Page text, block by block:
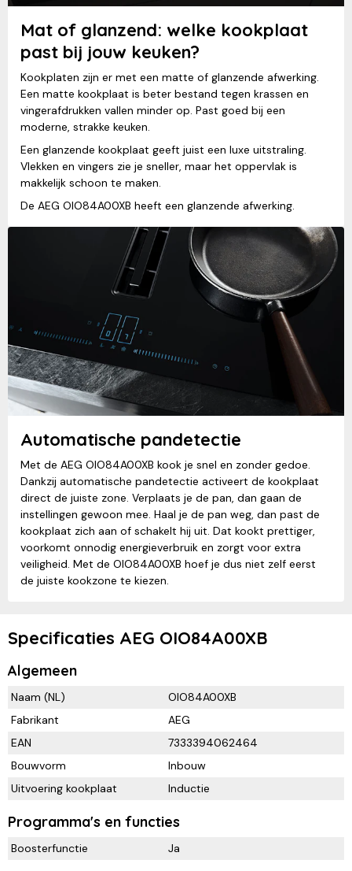
Mat of glanzend: welke kookplaat
past bij jouw keuken?
Kookplaten zijn er met een matte of glanzende afwerking.
Een matte kookplaat is beter bestand tegen krassen en
vingerafdrukken vallen minder op. Past goed bij een
moderne, strakke keuken.
Een glanzende kookplaat geeft juist een luxe uitstraling.
Vlekken en vingers zie je sneller, maar het oppervlak is
makkelijk schoon te maken.
De AEG OIO84A00XB heeft een glanzende afwerking.
Automatische pandetectie
Met de AEG OIO84A00XB kook je snel en zonder gedoe.
Dankzij automatische pandetectie activeert de kookplaat
direct de juiste zone. Verplaats je de pan, dan gaan de
instellingen gewoon mee. Haal je de pan weg, dan past de
kookplaat zich aan of schakelt hij uit. Dat kookt prettiger,
voorkomt onnodig energieverbruik en zorgt voor extra
veiligheid. Met de OIO84A00XB hoef je dus niet zelf eerst
de juiste kookzone te kiezen.
Specificaties AEG OIO84A00XB
Algemeen
Naam (NL)
OIO84A00XB
Fabrikant
AEG
EAN
7333394062464
Bouwvorm
Inbouw
Uitvoering kookplaat
Inductie
Programma's en functies
Boosterfunctie Ja